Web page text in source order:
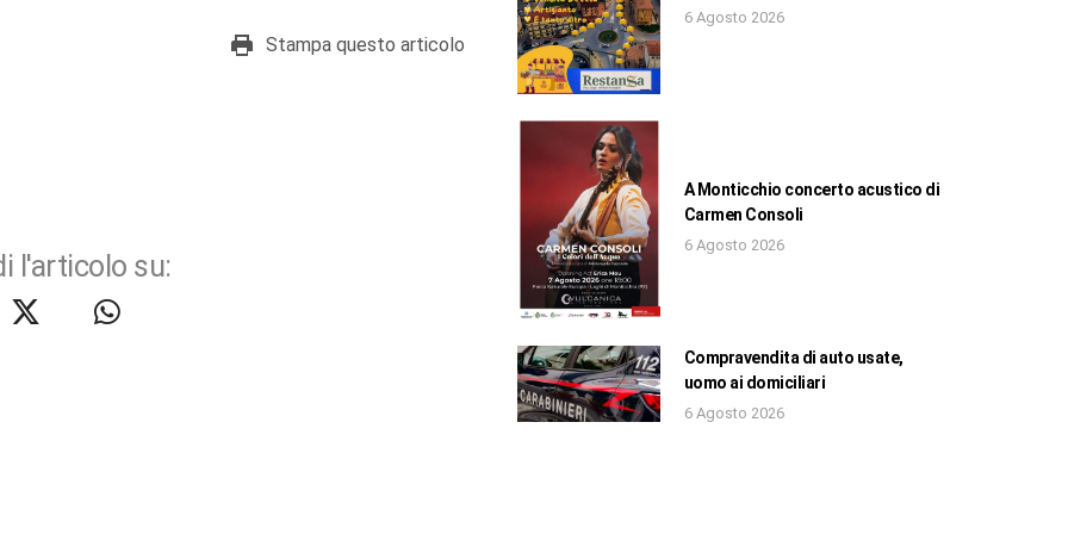
Stampa questo articolo
l'articolo su:
6 Agosto 2026
A Monticchio concerto acustico di
Carmen Consoli
6 Agosto 2026
Compravendita di auto usate,
uomo ai domiciliari
6 Agosto 2026